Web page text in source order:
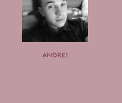
ANDREI